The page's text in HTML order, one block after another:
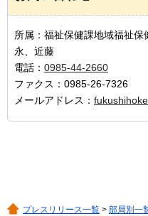
所属：福祉保健課地域福祉
永、近藤
電話： 0985-44-2660
ファクス：0985-26-7326
メールアドレス：
プレスリリース一覧 > 部局別一